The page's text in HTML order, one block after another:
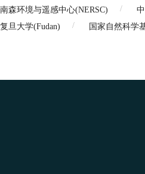
南森环境与遥感中心(NERSC)
复旦大学(Fudan)
国家自然科学